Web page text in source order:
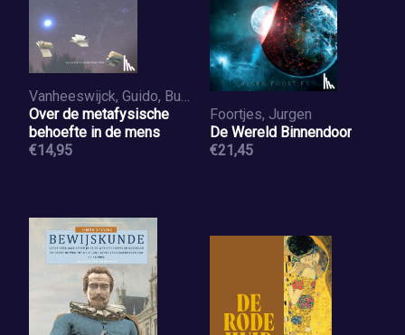
Vanheeswijck, Guido, Buve, Jeroen, Buve, Sybrand
Over de metafysische
behoefte in de mens
€14,95
Foortjes, Jurgen
De Wereld Binnendoor
€21,45